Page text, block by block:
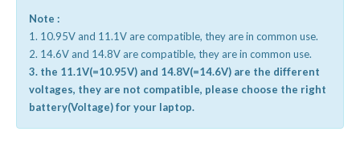
Note :
1. 10.95V and 11.1V are compatible, they are in common use.
2. 14.6V and 14.8V are compatible, they are in common use.
3. the 11.1V(=10.95V) and 14.8V(=14.6V) are the different
voltages, they are not compatible, please choose the right
battery(Voltage) for your laptop.